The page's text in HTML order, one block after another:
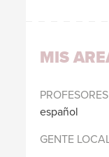
MIS
español
GENTE